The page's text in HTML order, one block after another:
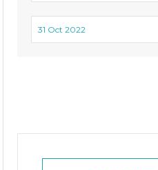
31 Oct 2022